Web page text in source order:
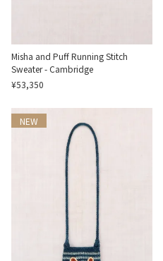
Misha and Puff Running Stitch
Sweater - Cambridge
¥53,350
NEW